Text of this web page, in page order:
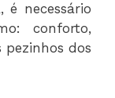
é necessário
conforto,
dos